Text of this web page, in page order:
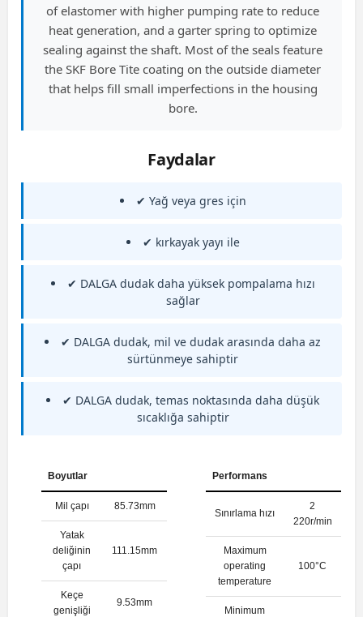
of elastomer with higher pumping rate to reduce
heat generation, and a garter spring to optimize
sealing against the shaft. Most of the seals feature
the SKF Bore Tite coating on the outside diameter
that helps fill small imperfections in the housing
bore.
Faydalar
✔ Yağ veya gres için
✔ kırkayak yayı ile
✔ DALGA dudak daha yüksek pompalama hızı
sağlar
✔ DALGA dudak, mil ve dudak arasında daha az
sürtünmeye sahiptir
✔ DALGA dudak, temas noktasında daha düşük
sıcaklığa sahiptir
Boyutlar
Mil çapı 85.73mm
Yatak
deliğinin
çapı
111.15mm
Keçe
genişliği
9.53mm
Performans
Sınırlama hızı
2
220r/min
Maximum
operating
temperature
100°C
Minimum